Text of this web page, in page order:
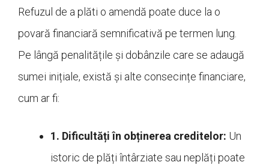
Refuzul de a plăti o amendă poate duce la o
povară financiară semnificativă pe termen lung.
Pe lângă penalitățile și dobânzile care se adaugă
sumei inițiale, există și alte consecințe financiare,
cum ar fi:
1. Dificultăți în obținerea creditelor: Un
istoric de plăți întârziate sau neplăți poate